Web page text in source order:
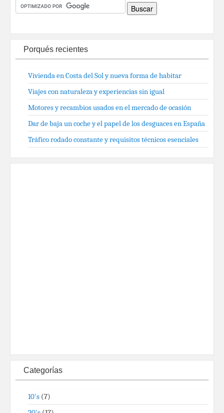
Porqués recientes
Vivienda en Costa del Sol y nueva forma de habitar
Viajes con naturaleza y experiencias sin igual
Motores y recambios usados en el mercado de ocasión
Dar de baja un coche y el papel de los desguaces en España
Tráfico rodado constante y requisitos técnicos esenciales
Categorías
10's (7)